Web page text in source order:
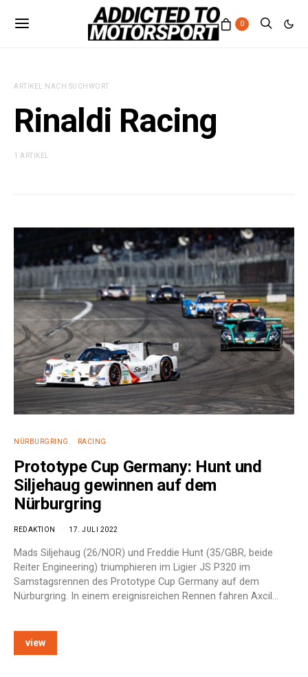
0
ARTIKEL NACH SUCHWORT
Rinaldi Racing
1 ARTIKEL
NÜRBURGRING RACING
Prototype Cup Germany: Hunt und
Siljehaug gewinnen auf dem
Nürburgring
REDAKTION 17. JULI 2022
Mads Siljehaug (26/NOR) und Freddie Hunt (35/GBR, beide
Reiter Engineering) triumphieren im Ligier JS P320 im
Samstagsrennen des Prototype Cup Germany auf dem
Nürburgring. In einem ereignisreichen Rennen fahren Axcil…
view